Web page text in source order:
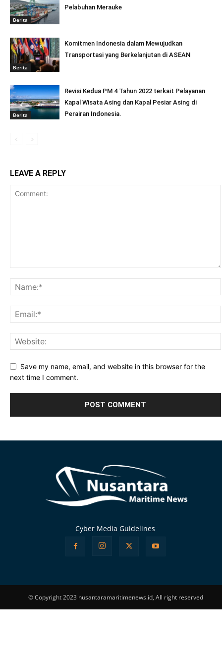
Berita
Pelabuhan Merauke
Berita
Komitmen Indonesia dalam Mewujudkan
Transportasi yang Berkelanjutan di ASEAN
Berita
Revisi Kedua PM 4 Tahun 2022 terkait Pelayanan
Kapal Wisata Asing dan Kapal Pesiar Asing di
Perairan Indonesia.
LEAVE A REPLY
Save my name, email, and website in this browser for the
next time I comment.
Cyber Media Guidelines
© Copyright 2023 nusantaramaritimenews.id, All right reserved